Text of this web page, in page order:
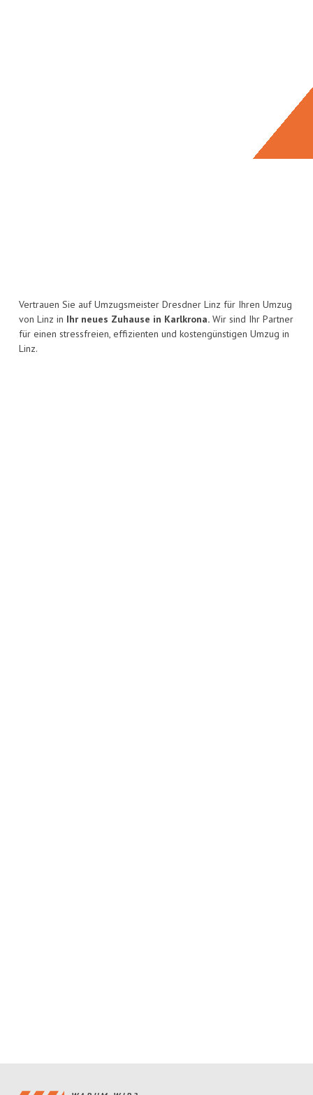
Vertrauen Sie auf Umzugsmeister Dresdner Linz für Ihren Umzug
von Linz in Ihr neues Zuhause in Karlkrona. Wir sind Ihr Partner
für einen stressfreien, effizienten und kostengünstigen Umzug in
Linz.